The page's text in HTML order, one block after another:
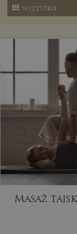
WSZYSTKIE
Masaż